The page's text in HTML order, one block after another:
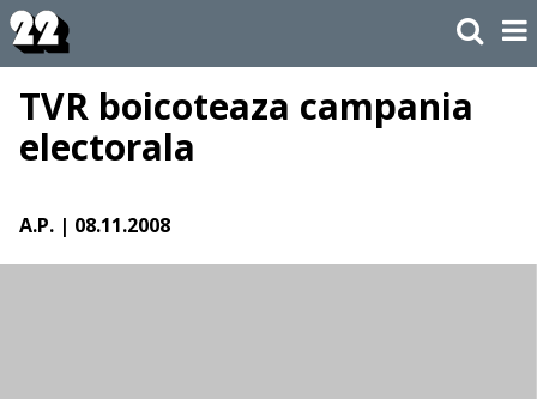
TVR boicoteaza campania
electorala
A.P. | 08.11.2008